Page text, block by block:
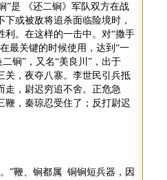
”是 《还二锏》军队双方在战
或被敌将追杀面临险境时，
利。在这样的一击中。对“撒手
最关键的时候使用，达到 “一
二锏” ，又名“美良川 ” ，出于
关，夜夺八寨。李世民引兵抵
走，尉迟穷追不舍。正危急
鞭，秦琼忍受住了；反打尉迟
”鞭、锏都属 铜锏短兵器，因